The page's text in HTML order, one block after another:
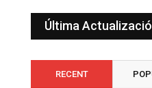
Última
RECENT